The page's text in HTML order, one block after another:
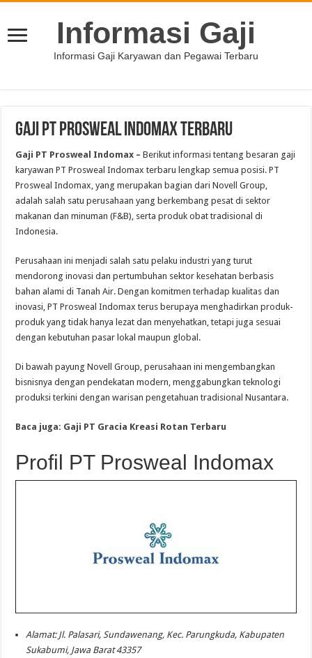
Informasi Gaji
Informasi Gaji Karyawan dan Pegawai Terbaru
Gaji PT Prosweal Indomax Terbaru
Gaji PT Prosweal Indomax – Berikut informasi tentang besaran gaji
karyawan PT Prosweal Indomax terbaru lengkap semua posisi. PT
Prosweal Indomax, yang merupakan bagian dari Novell Group,
adalah salah satu perusahaan yang berkembang pesat di sektor
makanan dan minuman (F&B), serta produk obat tradisional di
Indonesia.
Perusahaan ini menjadi salah satu pelaku industri yang turut
mendorong inovasi dan pertumbuhan sektor kesehatan berbasis
bahan alami di Tanah Air. Dengan komitmen terhadap kualitas dan
inovasi, PT Prosweal Indomax terus berupaya menghadirkan produk-
produk yang tidak hanya lezat dan menyehatkan, tetapi juga sesuai
dengan kebutuhan pasar lokal maupun global.
Di bawah payung Novell Group, perusahaan ini mengembangkan
bisnisnya dengan pendekatan modern, menggabungkan teknologi
produksi terkini dengan warisan pengetahuan tradisional Nusantara.
Baca juga: Gaji PT Gracia Kreasi Rotan Terbaru
Profil PT Prosweal Indomax
Alamat: Jl. Palasari, Sundawenang, Kec. Parungkuda, Kabupaten
Sukabumi, Jawa Barat 43357